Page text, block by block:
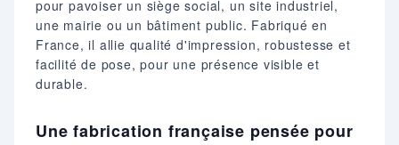
pour pavoiser un siège social, un site industriel,
une mairie ou un bâtiment public. Fabriqué en
France, il allie qualité d'impression, robustesse et
facilité de pose, pour une présence visible et
durable.
Une fabrication française pensée pour